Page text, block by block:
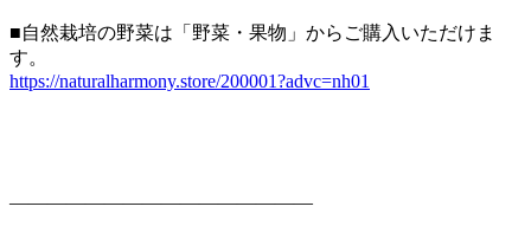
■自然栽培の野菜は「野菜・果物」からご購入いただけま
す。
https://naturalharmony.store/200001?advc=nh01
————————————————